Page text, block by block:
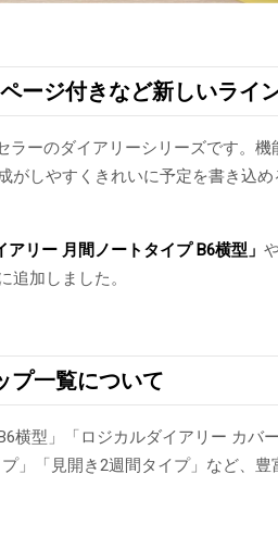
ージ付きなど新しいライ
ーのダイアリーシリーズです。
がしやすくきれいに予定を書き込
アリー 月間ノートタイプB6横型」
追加しました。
プ一覧について
横型」「ロジカルダイアリー カバ
「見開き2週間タイプ」など、豊